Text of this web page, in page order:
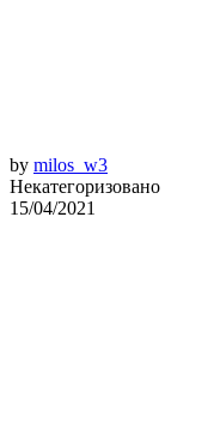
by milos_w3
Некатегоризовано
15/04/2021